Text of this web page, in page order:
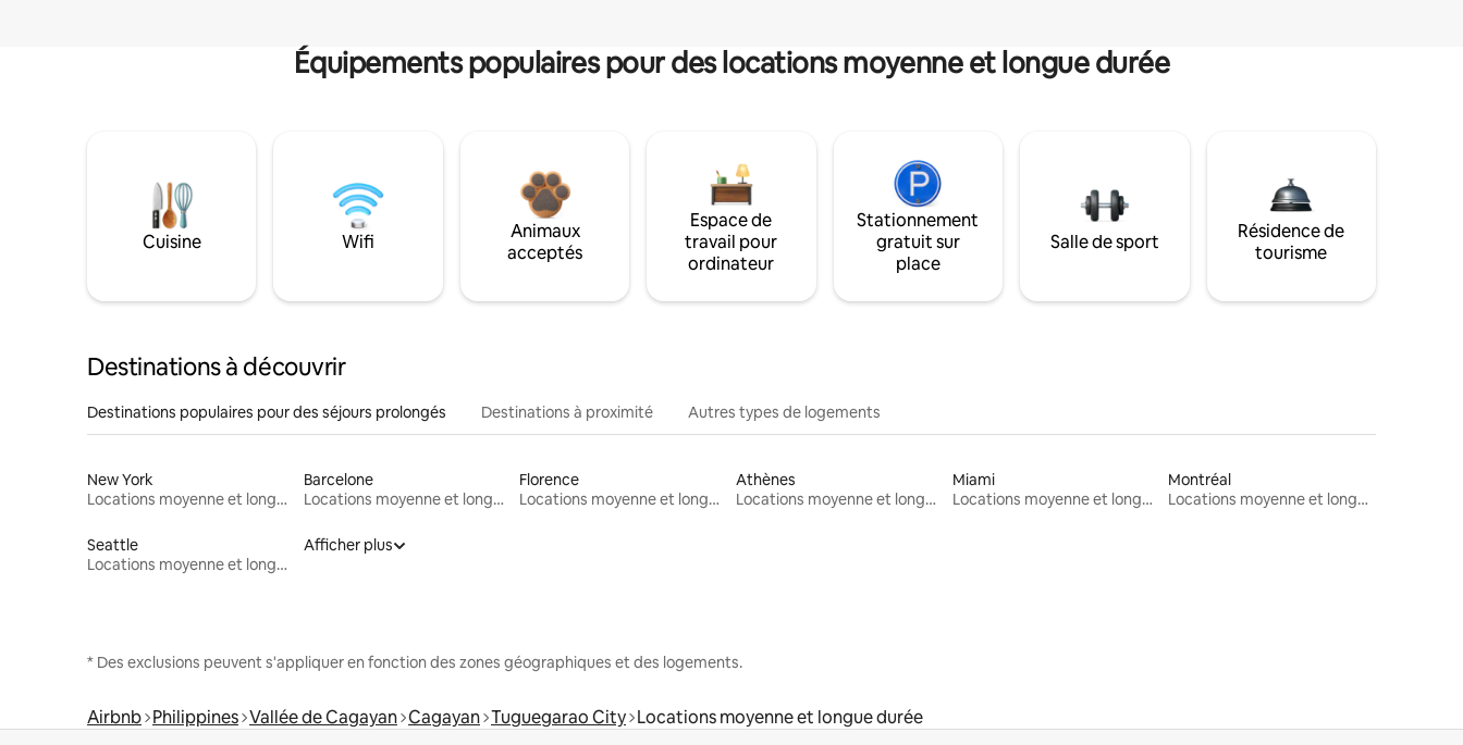
Équipements populaires pour des locations moyenne et longue durée
Cuisine Wifi
Animaux
acceptés
Espace de
travail pour
ordinateur
Stationnement
gratuit sur
place
Salle de sport
Résidence de
tourisme
Destinations à découvrir
Destinations populaires pour des séjours prolongés Destinations à proximité Autres types de logements
New York
Locations moyenne et longue durée
Barcelone
Locations moyenne et longue durée
Florence
Locations moyenne et longue durée
Athènes
Locations moyenne et longue durée
Miami
Locations moyenne et longue durée
Montréal
Locations moyenne et longue durée
Seattle
Locations moyenne et longue durée
Afficher plus
* Des exclusions peuvent s'appliquer en fonction des zones géographiques et des logements.
Airbnb Philippines Vallée de Cagayan Cagayan Tuguegarao City Locations moyenne et longue durée